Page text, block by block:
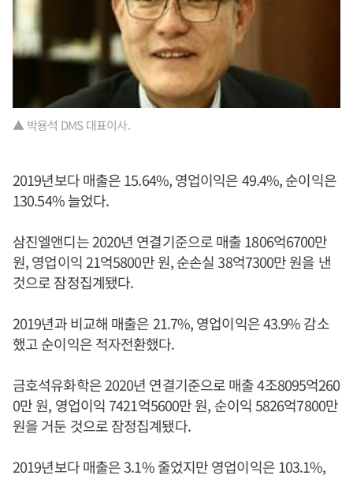
▲ 박용석 DMS 대표이사.
2019년보다 매출은 15.64%, 영업이익은 49.4%, 순이익은
130.54% 늘었다.
삼진엘앤디는 2020년 연결기준으로 매출 1806억6700만
원, 영업이익 21억5800만 원, 순손실 38억7300만 원을 낸
것으로 잠정집계됐다.
2019년과 비교해 매출은 21.7%, 영업이익은 43.9% 감소
했고 순이익은 적자전환했다.
금호석유화학은 2020년 연결기준으로 매출 4조8095억260
0만 원, 영업이익 7421억5600만 원, 순이익 5826억7800만
원을 거둔 것으로 잠정집계됐다.
2019년보다 매출은 3.1% 줄었지만 영업이익은 103.1%,